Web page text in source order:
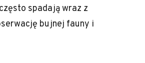
spadają wraz z
bujnej fauny i